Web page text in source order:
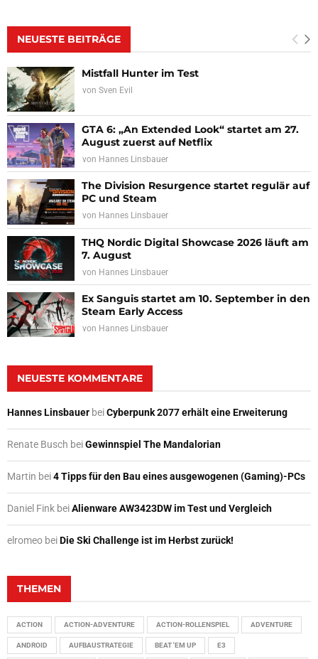
NEUESTE BEITRÄGE
Mistfall Hunter im Test
von Sven Evil
GTA 6: „An Extended Look“ startet am 27.
August zuerst auf Netflix
von Hannes Linsbauer
The Division Resurgence startet regulär auf
PC und Steam
von Hannes Linsbauer
THQ Nordic Digital Showcase 2026 läuft am
7. August
von Hannes Linsbauer
Ex Sanguis startet am 10. September in den
Steam Early Access
von Hannes Linsbauer
NEUESTE KOMMENTARE
Hannes Linsbauer beiCyberpunk 2077 erhält eine Erweiterung
Renate Busch beiGewinnspiel The Mandalorian
Martin bei4 Tipps für den Bau eines ausgewogenen (Gaming)-PCs
Daniel Fink beiAlienware AW3423DW im Test und Vergleich
elromeo beiDie Ski Challenge ist im Herbst zurück!
THEMEN
ACTION ACTION-ADVENTURE ACTION-ROLLENSPIEL ADVENTURE
ANDROID AUFBAUSTRATEGIE BEAT 'EM UP E3